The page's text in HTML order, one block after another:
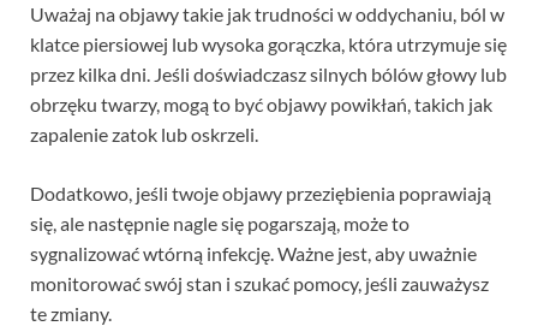
Uważaj na objawy takie jak trudności w oddychaniu, ból w
klatce piersiowej lub wysoka gorączka, która utrzymuje się
przez kilka dni. Jeśli doświadczasz silnych bólów głowy lub
obrzęku twarzy, mogą to być objawy powikłań, takich jak
zapalenie zatok lub oskrzeli.
Dodatkowo, jeśli twoje objawy przeziębienia poprawiają
się, ale następnie nagle się pogarszają, może to
sygnalizować wtórną infekcję. Ważne jest, aby uważnie
monitorować swój stan i szukać pomocy, jeśli zauważysz
te zmiany.